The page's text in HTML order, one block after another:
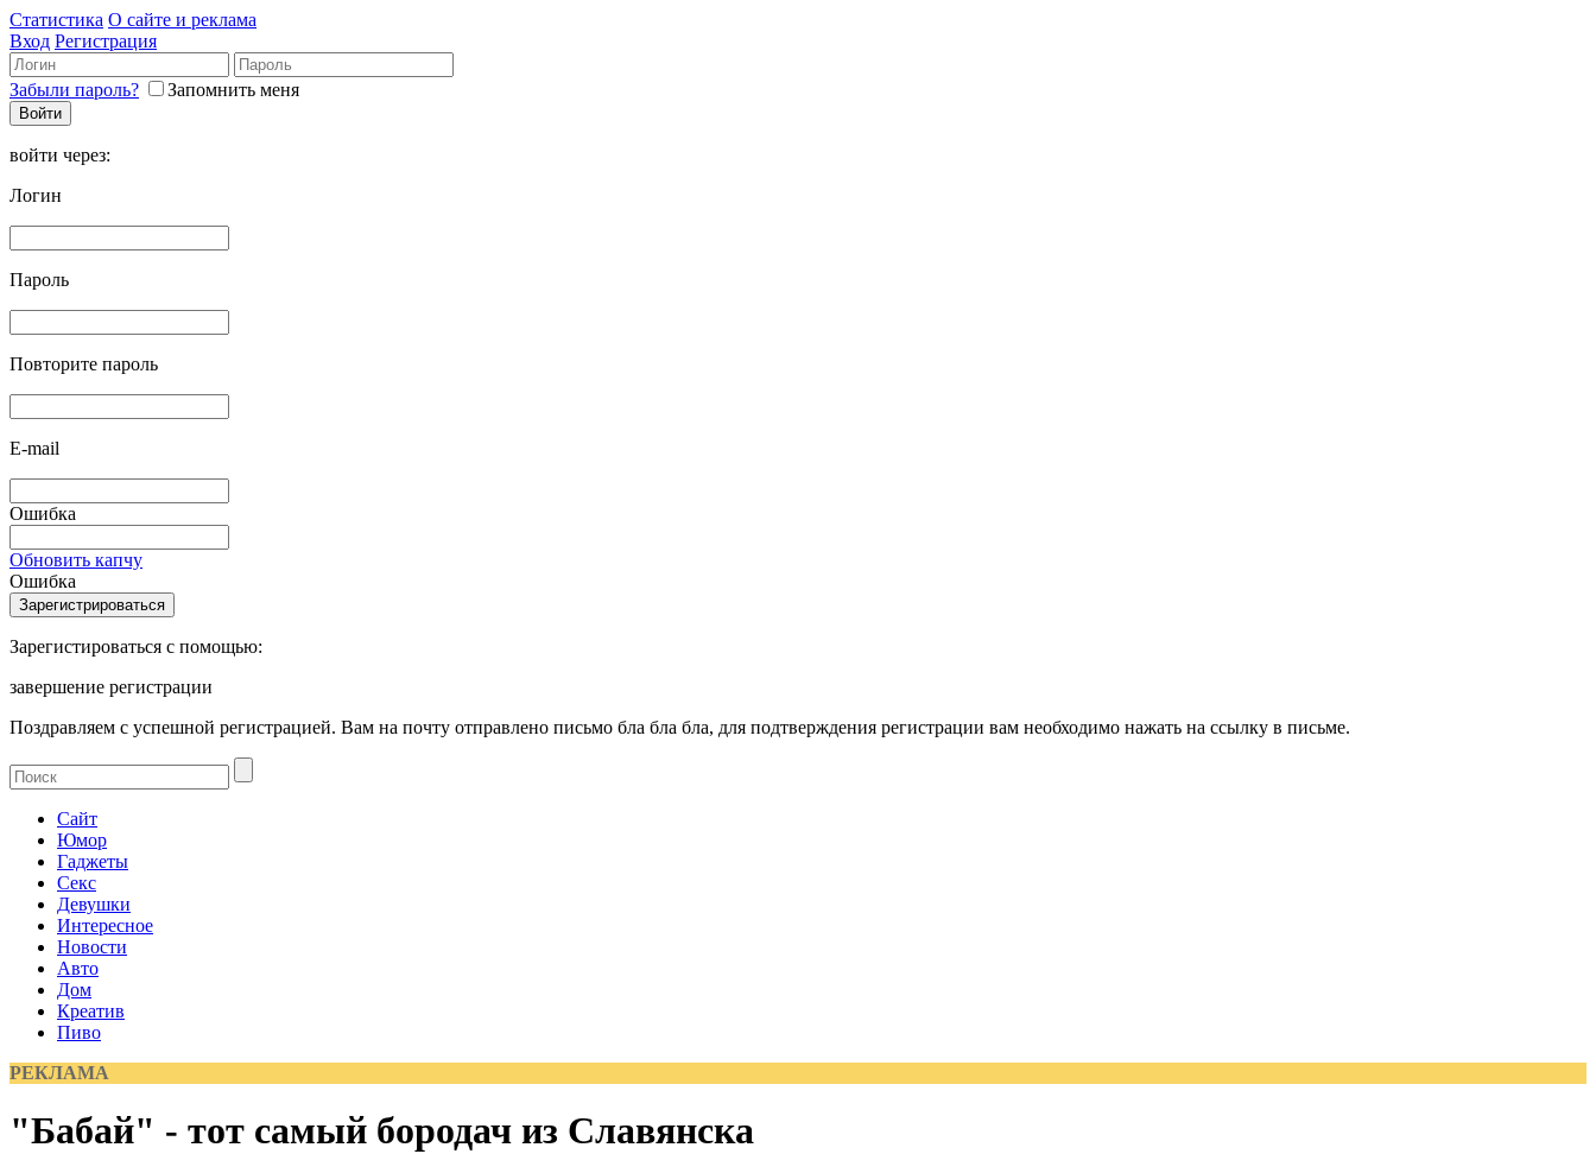
Статистика О сайте и реклама
Вход Регистрация
Забыли пароль? Запомнить меня
войти через:
Логин
Пароль
Повторите пароль
E-mail
Ошибка
Обновить капчу
Ошибка
Зарегистироваться с помощью:
завершение регистрации
Поздравляем с успешной регистрацией. Вам на почту отправлено письмо бла бла бла, для подтверждения регистрации вам необходимо нажать на ссылку в письме.
Сайт
Юмор
Гаджеты
Секс
Девушки
Интересное
Новости
Авто
Дом
Креатив
Пиво
РЕКЛАМА
"Бабай" - тот самый бородач из Славянска